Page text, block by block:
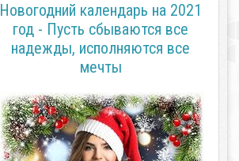
Новогодний календарь на 2021
год - Пусть сбываются все
надежды, исполняются все
мечты